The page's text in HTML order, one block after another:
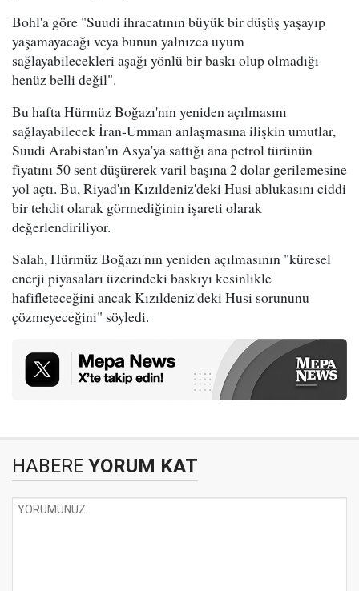
Bohl'a göre "Suudi ihracatının büyük bir düşüş yaşayıp
yaşamayacağı veya bunun yalnızca uyum
sağlayabilecekleri aşağı yönlü bir baskı olup olmadığı
henüz belli değil".
Bu hafta Hürmüz Boğazı'nın yeniden açılmasını
sağlayabilecek İran-Umman anlaşmasına ilişkin umutlar,
Suudi Arabistan'ın Asya'ya sattığı ana petrol türünün
fiyatını 50 sent düşürerek varil başına 2 dolar gerilemesine
yol açtı. Bu, Riyad'ın Kızıldeniz'deki Husi ablukasını ciddi
bir tehdit olarak görmediğinin işareti olarak
değerlendiriliyor.
Salah, Hürmüz Boğazı'nın yeniden açılmasının "küresel
enerji piyasaları üzerindeki baskıyı kesinlikle
hafifleteceğini ancak Kızıldeniz'deki Husi sorununu
çözmeyeceğini" söyledi.
HABERE YORUM KAT